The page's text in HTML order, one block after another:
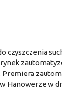
czyszczenia
Hanowerze w